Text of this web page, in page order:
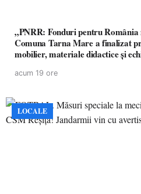
„PNRR: Fonduri pentru
Comuna Tarna Mare a finalizat
mobilier, materiale didactice și
acum 19 ore
LOCALE